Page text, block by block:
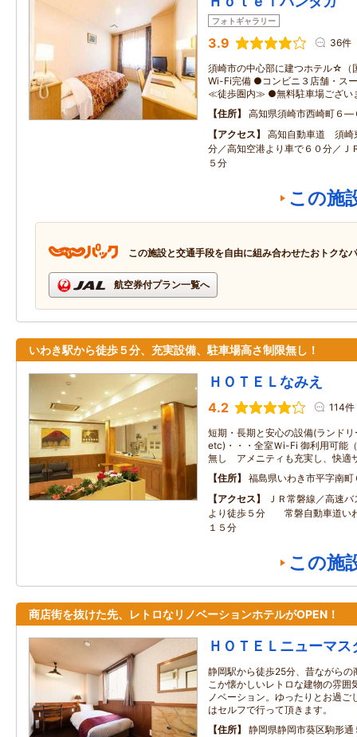
フォトギャラリー
3.9 36件
須崎市の中心部に建つホテル☆（
Wi-Fi完備 ●コンビニ３店舗・ス
≪徒歩圏内≫ ●無料駐車場ござい
住所
高知県須崎市西崎町６―
アクセス
高知自動車道 須崎
分／高知空港より車で６０分／Ｊ
５分
この施
この施設と交通手段を自由に組み合わせたおトクな
航空券付プラン一覧へ
いわき駅から徒歩５分、充実設備、駐車場高さ制限無し！
ＨＯＴＥＬなみえ
4.2 114件
短期・長期と安心の設備(ランド
etc)・・・全室Ｗi-Fi 御利用可能
無し アメニティも充実し、快適
住所
福島県いわき市平字南町
アクセス
ＪＲ常磐線／高速
より徒歩５分 常磐自動車道い
１５分
この施
商店街を抜けた先、レトロなリノベーションホテルがOPEN！
ＨＯＴＥＬニューマス
静岡駅から徒歩25分、昔ながら
こか懐かしいレトロな建物の雰囲
ノベーション。ゆったりとお過ご
はセルフで行って頂きます。
住所
静岡県静岡市葵区駒形通